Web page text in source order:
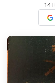
14